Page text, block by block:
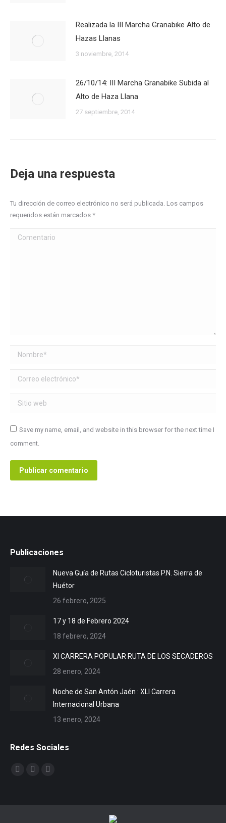
Realizada la III Marcha Granabike Alto de
Hazas Llanas
3 noviembre, 2014
26/10/14: III Marcha Granabike Subida al
Alto de Haza Llana
27 septiembre, 2014
Deja una respuesta
Tu dirección de correo electrónico no será publicada. Los campos
requeridos están marcados *
Comentario
Nombre *
Correo electrónico *
Sitio web
Save my name, email, and website in this browser for the next time I
comment.
Publicar comentario
Publicaciones
Nueva Guía de Rutas Cicloturistas P.N. Sierra de
Huétor
26 febrero, 2025
17 y 18 de Febrero 2024
18 febrero, 2024
XI CARRERA POPULAR RUTA DE LOS SECADEROS
28 enero, 2024
Noche de San Antón Jaén : XLI Carrera
Internacional Urbana
13 enero, 2024
Redes Sociales
Encuéntranos en: